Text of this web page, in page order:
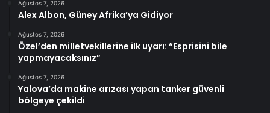
Ağustos 7, 2026
Alex Albon, Güney Afrika’ya Gidiyor
Ağustos 7, 2026
Özel’den milletvekillerine ilk uyarı: “Esprisini bile
yapmayacaksınız”
Ağustos 7, 2026
Yalova’da makine arızası yapan tanker güvenli
bölgeye çekildi